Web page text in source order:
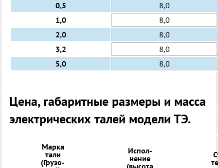
0,5
8,0
1,0
8,0
2,0
8,0
3,2
8,0
5,0
8,0
Цена, габаритные размеры и масса
электрических талей модели ТЭ.
Марка
тали
(Грузо-
Испол-
нение
(высота